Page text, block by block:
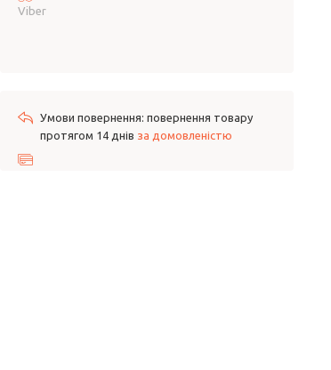
Viber
повернення товару
протягом 14 днів за домовленістю